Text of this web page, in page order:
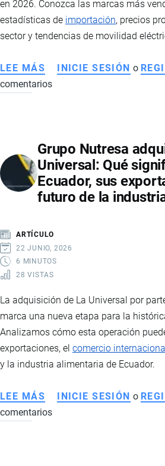
en 2026. Conozca las marcas más
estadísticas de importación, precios
sector y tendencias de movilidad
LEE MÁS SOBRE
AUTOS
EL
MERCADO
VIVE
UN
IMPULSADO
POR
MARCAS
TENDENCIAS
INICIE SESIÓN o
comentarios
Grupo Nutresa
Universal: Qué
Ecuador, sus
futuro de la
ARTÍCULO
22 JUNIO, 2026
6 MINUTOS
28 VISTAS
La adquisición de La Universal por
marca una nueva etapa para la
Analizamos cómo esta operación
exportaciones, el comercio
y la industria alimentaria de Ecuador.
LEE MÁS SOBRE
GRUPO
INICIE SESIÓN o
comentarios